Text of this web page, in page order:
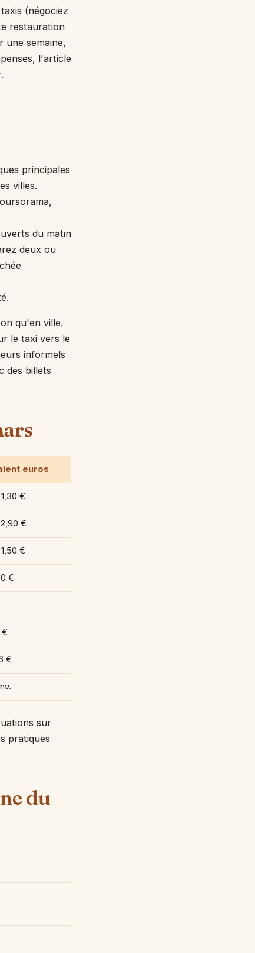
(négociez
restauration
une semaine,
l'article
principales
villes.
du matin
deux ou
qu'en ville.
le taxi vers le
informels
des billets
euros
€
€
€
€
€
€
sur
pratiques
du